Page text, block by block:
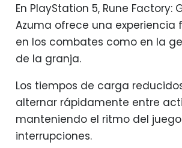
En PlayStation 5, Rune Factory:
Azuma ofrece una experiencia
en los combates como en la
de la granja.
Los tiempos de carga
alternar rápidamente entre
manteniendo el ritmo del
interrupciones.